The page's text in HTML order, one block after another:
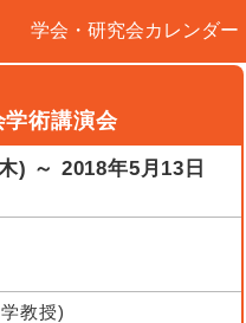
学会・研究会カレンダー
術講演会
) ～ 2018年5月13日
教授)